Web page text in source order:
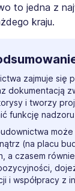
to jedna z
kraju.
zajmuje się
dokumentacją
i tworzy
funkcję
(na placu
a czasem
i współpracy z